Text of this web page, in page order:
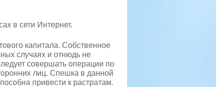
в сети Интернет.
капитала. Собственное
случаях и отнюдь не
совершать операции по
лиц. Спешка в данной
привести к растратам.